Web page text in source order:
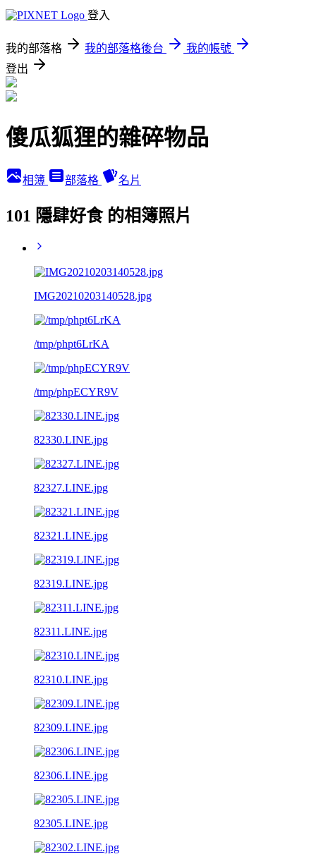
登入
我的部落格 我的部落格後台
我的帳號
登出
傻瓜狐狸的雜碎物品
相簿 部落格 名片
101 隱肆好食 的相簿照片
IMG20210203140528.jpg
/tmp/phpt6LrKA
/tmp/phpECYR9V
82330.LINE.jpg
82327.LINE.jpg
82321.LINE.jpg
82319.LINE.jpg
82311.LINE.jpg
82310.LINE.jpg
82309.LINE.jpg
82306.LINE.jpg
82305.LINE.jpg